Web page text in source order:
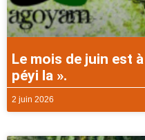
Le mois de juin est
péyi la ».
2 juin 2026